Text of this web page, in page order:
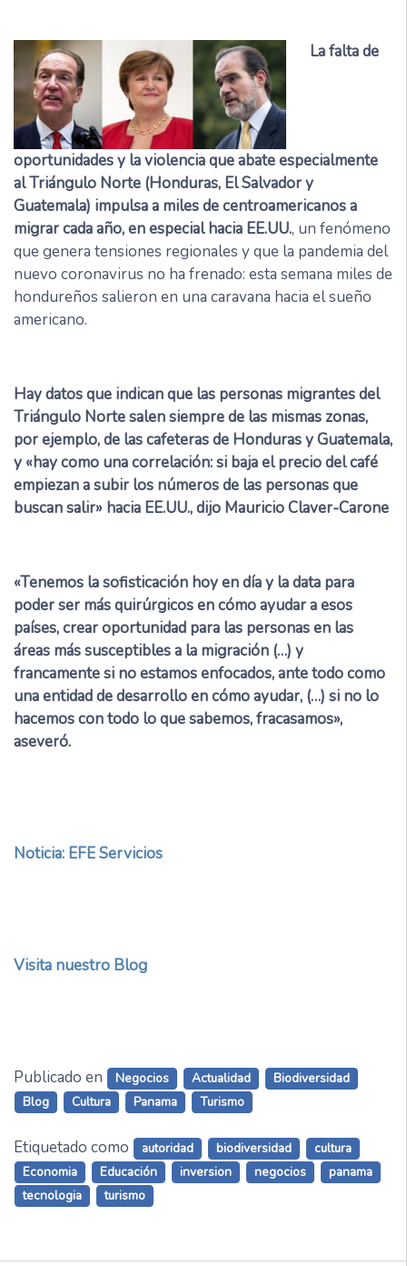
La falta de
oportunidades y la violencia que abate especialmente
al Triángulo Norte (Honduras, El Salvador y
Guatemala) impulsa a miles de centroamericanos a
migrar cada año, en especial hacia EE.UU., un fenómeno
que genera tensiones regionales y que la pandemia del
nuevo coronavirus no ha frenado: esta semana miles de
hondureños salieron en una caravana hacia el sueño
americano.
Hay datos que indican que las personas migrantes del
Triángulo Norte salen siempre de las mismas zonas,
por ejemplo, de las cafeteras de Honduras y Guatemala,
y «hay como una correlación: si baja el precio del café
empiezan a subir los números de las personas que
buscan salir» hacia EE.UU., dijo Mauricio Claver-Carone
«Tenemos la sofisticación hoy en día y la data para
poder ser más quirúrgicos en cómo ayudar a esos
países, crear oportunidad para las personas en las
áreas más susceptibles a la migración (…) y
francamente si no estamos enfocados, ante todo como
una entidad de desarrollo en cómo ayudar, (…) si no lo
hacemos con todo lo que sabemos, fracasamos»,
aseveró.
Noticia: EFE Servicios
Visita nuestro Blog
Publicado en Negocios Actualidad
Biodiversidad
Blog
Cultura Panama Turismo
Etiquetado como autoridad biodiversidad
cultura
Economia
Educación inversion negocios
panama
tecnologia
turismo